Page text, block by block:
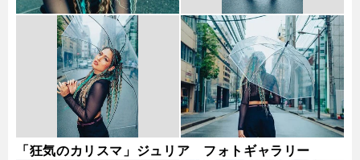
「狂気のカリスマ」ジュリア フォトギャラリー